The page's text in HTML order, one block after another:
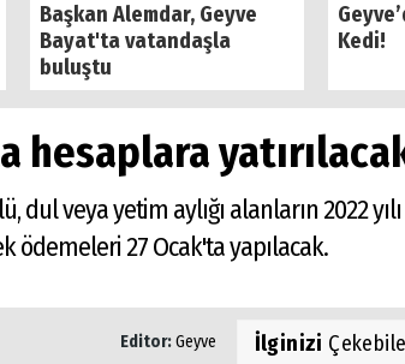
Başkan Alemdar, Geyve
Bayat'ta vatandaşla
buluştu
Kedi!
hesaplara
veya yetim aylığı alanların 2022
ödemeleri 27 Ocak'ta yapılacak.
Editor:Geyve İlginizi